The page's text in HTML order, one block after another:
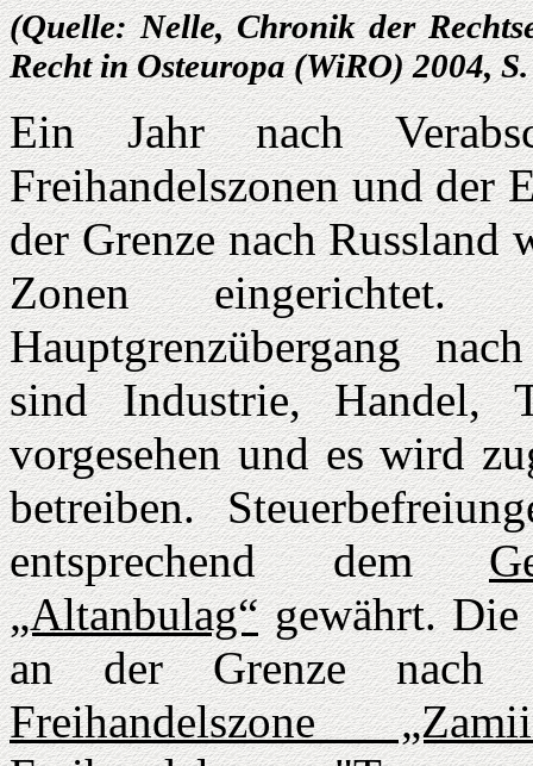
(Quelle: Nelle, Chronik der
Recht in Osteuropa (WiRO) 2004,
Ein Jahr nach
Freihandelszonen und der
der Grenze nach Russland
Zonen
Hauptgrenzübergang
sind Industrie, Handel,
vorgesehen und es wird
betreiben.
entsprechend dem
„Altanbulag“gewährt. Die
an der Grenze nach
Freihandelszone